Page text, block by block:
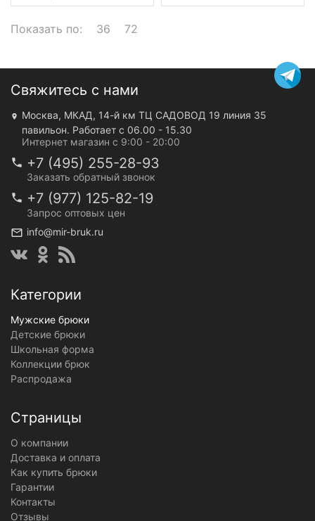
Показать по: 36 72
Свяжитесь с нами
Москва, МКАД, 14-й км ТЦ САДОВОД 19 линия 35
павильон. Работает с 06.00 - 15.30
Интернет магазин с 9:00 - 20:00
+7 (495) 255-28-93
Заказать обратный звонок
+7 (977) 125-82-19
Запрос оптовых цен
info@mir-bruk.ru
Категории
Мужские брюки
Детские брюки
Школьная форма
Коллекции брюк
Распродажа
Страницы
О компании
Доставка и оплата
Как купить брюки
Гарантии
Контакты
Отзывы